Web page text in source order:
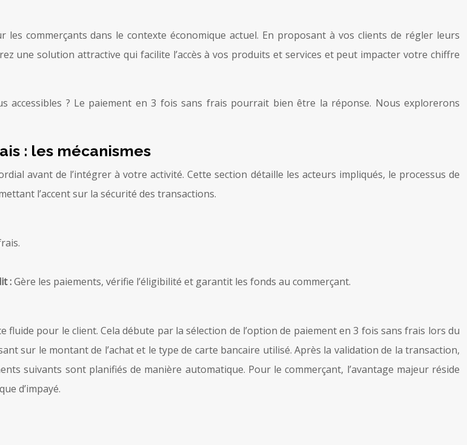
commerçants dans le contexte économique actuel. En proposant à vos clients de régler leurs
une solution attractive qui facilite l’accès à vos produits et services et peut impacter votre chiffre
? Le paiement en 3 fois sans frais pourrait bien être la réponse. Nous explorerons
: les mécanismes
avant de l’intégrer à votre activité. Cette section détaille les acteurs impliqués, le processus de
l’accent sur la sécurité des transactions.
:Gère les paiements, vérifie l’éligibilité et garantit les fonds au commerçant.
pour le client. Cela débute par la sélection de l’option de paiement en 3 fois sans frais lors du
sur le montant de l’achat et le type de carte bancaire utilisé. Après la validation de la transaction,
suivants sont planifiés de manière automatique. Pour le commerçant, l’avantage majeur réside
d’impayé.